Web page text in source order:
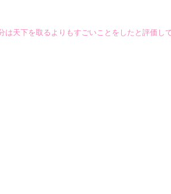
天下を取るよりもすごいことをしたと評価して